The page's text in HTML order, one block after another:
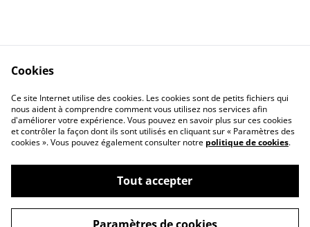
Contactez-nous
Conditions
Politique de
confidentialité
Politique de cookies
©2026Pascale Picot - Artiste Plasticienne
Cookies
Ce site Internet utilise des cookies. Les cookies sont de petits fichiers qui
nous aident à comprendre comment vous utilisez nos services afin
d'améliorer votre expérience. Vous pouvez en savoir plus sur ces cookies
et contrôler la façon dont ils sont utilisés en cliquant sur « Paramètres des
cookies ». Vous pouvez également consulter notre politique de cookies.
Tout accepter